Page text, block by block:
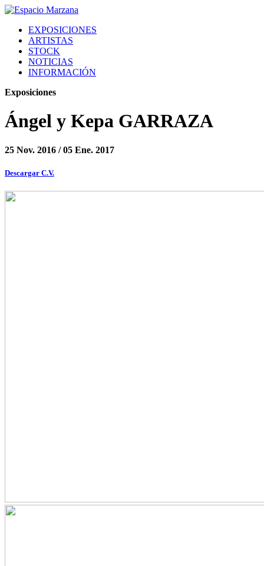
EXPOSICIONES
ARTISTAS
STOCK
NOTICIAS
INFORMACIÓN
Exposiciones
Ángel y Kepa GARRAZA
25 Nov. 2016 / 05 Ene. 2017
Descargar C.V.